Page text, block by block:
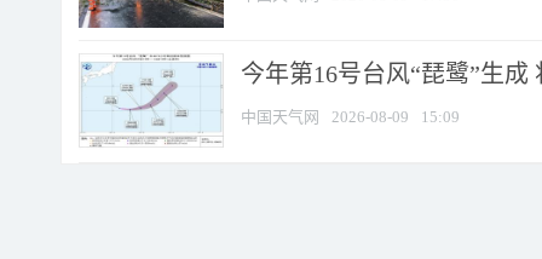
今年第16号台风“琵鹭”生
中国天气网 2026-08-09 15:09